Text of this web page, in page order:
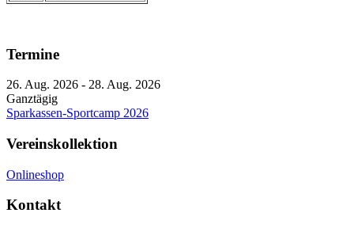
Termine
26. Aug. 2026 - 28. Aug. 2026
Ganztägig
Sparkassen-Sportcamp 2026
Vereinskollektion
Onlineshop
Kontakt